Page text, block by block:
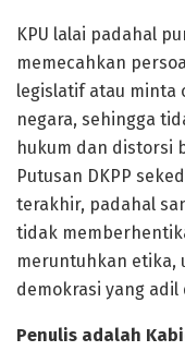
KPU lalai padahal
memecahkan
legislatif atau minta
negara, sehingga
hukum dan distorsi
Putusan DKPP
terakhir, padahal
tidak
meruntuhkan etika,
demokrasi yang adil
Penulis adalah